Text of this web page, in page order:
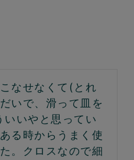
なせなくて(とれ
いで、滑って皿を
いやと思ってい
る時からうまく使
。クロスなので細